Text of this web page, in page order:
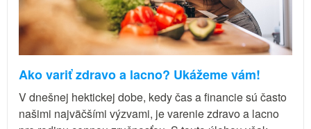
Ako variť zdravo a lacno? Ukážeme vám!
V dnešnej hektickej dobe, kedy čas a financie sú často
našimi najväčšími výzvami, je varenie zdravo a lacno